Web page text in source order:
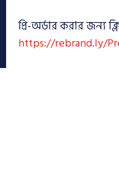
প্রি-অর্ডার করার জন্য
https://rebrand.ly/